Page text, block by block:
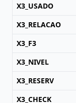
X3_USADO
X3_RELACAO
X3_F3
X3_NIVEL
X3_RESERV
X3_CHECK